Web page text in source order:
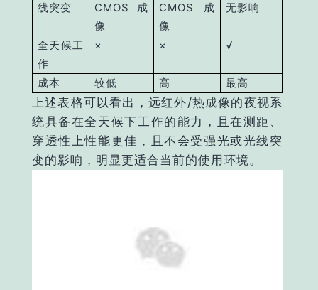
线突变
CMOS成
像
CMOS成
像
无影响
全天候工
作
× × √
成本 较低 高 最高
上述表格可以看出，远红外/热成像的夜视系
统具备在全天候下工作的能力，且在测距、
穿透性上性能更佳，且不会受强光或光线突
变的影响，明显更适合当前的使用环境。